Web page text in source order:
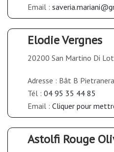
Email :
Elodie Vergnes
20200 San Martino Di
Adresse : Bât B
Tél : 04 95 35 44 85
Email : Cliquer pour
Astolfi Rouge